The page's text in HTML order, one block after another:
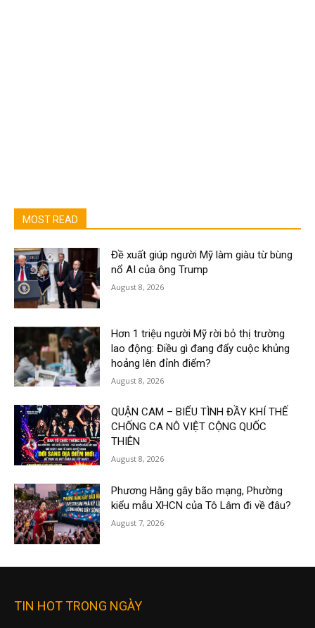
MOST READ
Đề xuất giúp người Mỹ làm giàu từ bùng
nổ AI của ông Trump
August 8, 2026
Hơn 1 triệu người Mỹ rời bỏ thị trường
lao động: Điều gì đang đẩy cuộc khủng
hoảng lên đỉnh điểm?
August 8, 2026
QUẬN CAM – BIỂU TÌNH ĐẦY KHÍ THẾ
CHỐNG CA NÔ VIỆT CỘNG QUỐC
THIÊN
August 8, 2026
Phương Hằng gây bão mạng, Phường
kiểu mẫu XHCN của Tô Lâm đi về đâu?
August 7, 2026
TIN HOT TRONG NGÀY